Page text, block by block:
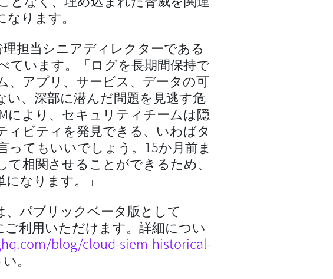
ります。
担当シニアディレクターである
ています。「ログを長期間保持で
、アプリ、サービス、データの可
い、深部に潜んだ問題を見逃す危
により、セキュリティチームは隠
ィビティを発見できる、いわばタ
ってもいいでしょう。15か月前ま
相関させることができるため、
なります。」
、パブリックベータ版として
利用いただけます。詳細につい
blog/cloud-siem-historical-
。